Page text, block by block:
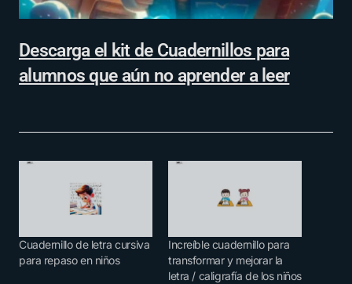
Descarga el kit de Cuadernillos para
alumnos que aún no aprender a leer
Cuadernillo de letra cursiva
para repaso en niños
Increíble cuadernillo para
transformar y mejorar la
letra / caligrafía de los niños